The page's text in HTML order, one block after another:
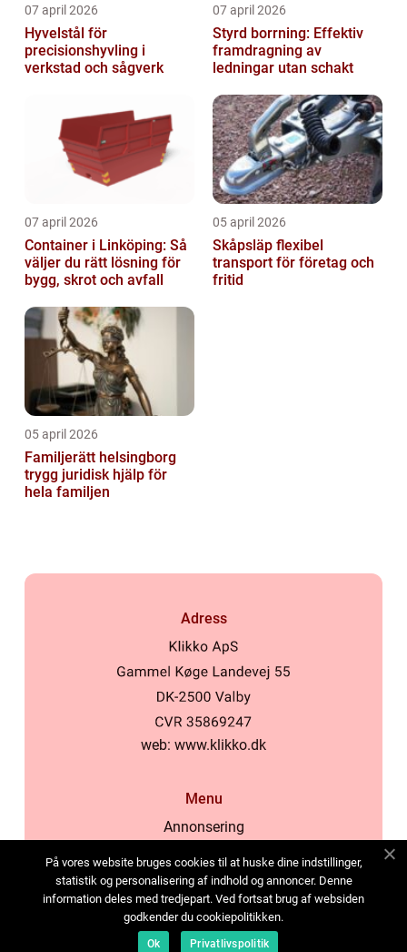
07 april 2026
Hyvelstål för
precisionshyvling i
verkstad och sågverk
07 april 2026
Styrd borrning: Effektiv
framdragning av
ledningar utan schakt
07 april 2026
Container i Linköping: Så
väljer du rätt lösning för
bygg, skrot och avfall
05 april 2026
Skåpsläp flexibel
transport för företag och
fritid
05 april 2026
Familjerätt helsingborg
trygg juridisk hjälp för
hela familjen
Adress
web: www.klikko.dk
Menu
Annonsering
Cookies
Kontakta oss
Sitemap
På vores website bruges cookies til at huske dine indstillinger,
statistik og personalisering af indhold og annoncer. Denne
information deles med tredjepart. Ved fortsat brug af websiden
godkender du cookiepolitikken.
Ok Privatlivspolitik